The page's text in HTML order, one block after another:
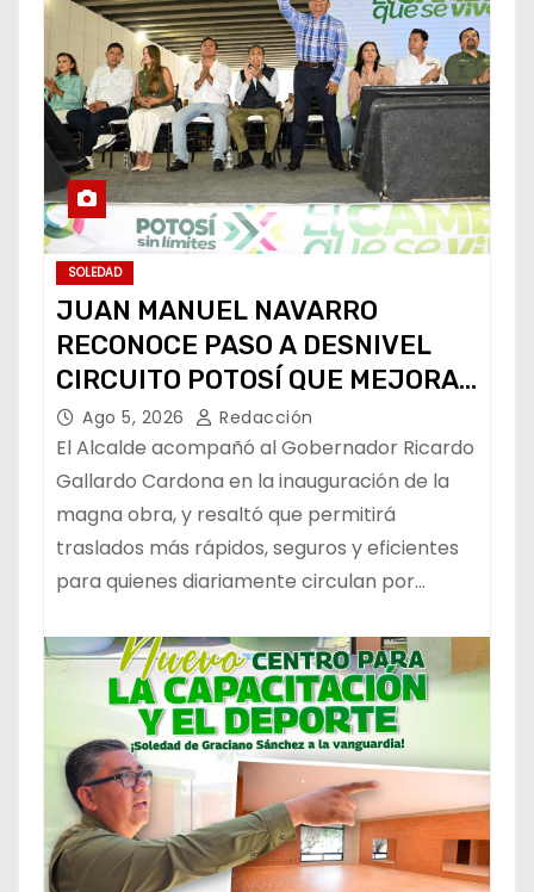
SOLEDAD
JUAN MANUEL NAVARRO
RECONOCE PASO A DESNIVEL
CIRCUITO POTOSÍ QUE MEJORA
LA MOVILIDAD METROPOLITANA
Ago 5, 2026 Redacción
El Alcalde acompañó al Gobernador Ricardo
Gallardo Cardona en la inauguración de la
magna obra, y resaltó que permitirá
traslados más rápidos, seguros y eficientes
para quienes diariamente circulan por…